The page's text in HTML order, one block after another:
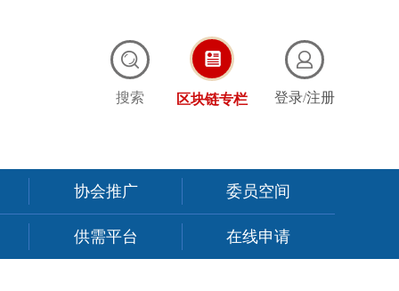
搜索 区块链专栏 登录/注册
协会推广 委员空间
供需平台 在线申请